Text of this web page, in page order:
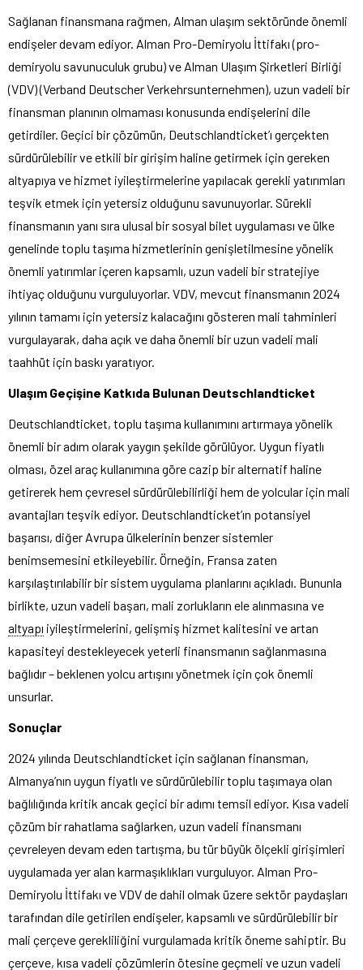
Sağlanan finansmana rağmen, Alman ulaşım sektöründe önemli
endişeler devam ediyor. Alman Pro-Demiryolu İttifakı (pro-
demiryolu savunuculuk grubu) ve Alman Ulaşım Şirketleri Birliği
(VDV) (Verband Deutscher Verkehrsunternehmen), uzun vadeli bir
finansman planının olmaması konusunda endişelerini dile
getirdiler. Geçici bir çözümün, Deutschlandticket’ı gerçekten
sürdürülebilir ve etkili bir girişim haline getirmek için gereken
altyapıya ve hizmet iyileştirmelerine yapılacak gerekli yatırımları
teşvik etmek için yetersiz olduğunu savunuyorlar. Sürekli
finansmanın yanı sıra ulusal bir sosyal bilet uygulaması ve ülke
genelinde toplu taşıma hizmetlerinin genişletilmesine yönelik
önemli yatırımlar içeren kapsamlı, uzun vadeli bir stratejiye
ihtiyaç olduğunu vurguluyorlar. VDV, mevcut finansmanın 2024
yılının tamamı için yetersiz kalacağını gösteren mali tahminleri
vurgulayarak, daha açık ve daha önemli bir uzun vadeli mali
taahhüt için baskı yaratıyor.
Ulaşım Geçişine Katkıda Bulunan Deutschlandticket
Deutschlandticket, toplu taşıma kullanımını artırmaya yönelik
önemli bir adım olarak yaygın şekilde görülüyor. Uygun fiyatlı
olması, özel araç kullanımına göre cazip bir alternatif haline
getirerek hem çevresel sürdürülebilirliği hem de yolcular için mali
avantajları teşvik ediyor. Deutschlandticket’ın potansiyel
başarısı, diğer Avrupa ülkelerinin benzer sistemler
benimsemesini etkileyebilir. Örneğin, Fransa zaten
karşılaştırılabilir bir sistem uygulama planlarını açıkladı. Bununla
birlikte, uzun vadeli başarı, mali zorlukların ele alınmasına ve
altyapı iyileştirmelerini, gelişmiş hizmet kalitesini ve artan
kapasiteyi destekleyecek yeterli finansmanın sağlanmasına
bağlıdır – beklenen yolcu artışını yönetmek için çok önemli
unsurlar.
Sonuçlar
2024 yılında Deutschlandticket için sağlanan finansman,
Almanya’nın uygun fiyatlı ve sürdürülebilir toplu taşımaya olan
bağlılığında kritik ancak geçici bir adımı temsil ediyor. Kısa vadeli
çözüm bir rahatlama sağlarken, uzun vadeli finansmanı
çevreleyen devam eden tartışma, bu tür büyük ölçekli girişimleri
uygulamada yer alan karmaşıklıkları vurguluyor. Alman Pro-
Demiryolu İttifakı ve VDV de dahil olmak üzere sektör paydaşları
tarafından dile getirilen endişeler, kapsamlı ve sürdürülebilir bir
mali çerçeve gerekliliğini vurgulamada kritik öneme sahiptir. Bu
çerçeve, kısa vadeli çözümlerin ötesine geçmeli ve uzun vadeli